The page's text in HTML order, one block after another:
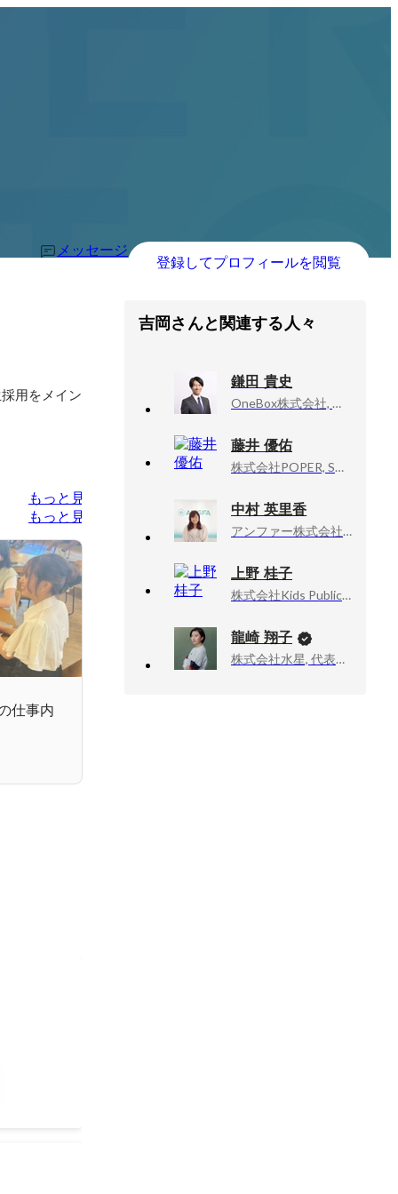
メッセージ
登録してプロフィールを閲覧
用をメイン
もっと見る
もっと見る
仕事内
吉岡さんと関連する人々
鎌田 貴史
OneBox株式会社, 取締役
藤井 優佑
株式会社POPER, SMBセールス
中村 英里香
アンファー株式会社, アンファー株式会社 人事部 マネージャー
上野 桂子
株式会社Kids Public, 人事
龍崎 翔子
株式会社水星, 代表取締役